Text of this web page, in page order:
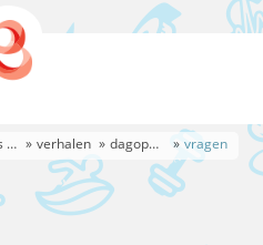
bravis kind & jeugd 13-18 jaar verhalen dagopname vragen